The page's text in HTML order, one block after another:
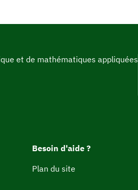
et de mathématiques appliquées
Besoin d'aide ?
Plan du site